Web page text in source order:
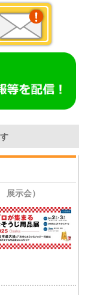
示会）